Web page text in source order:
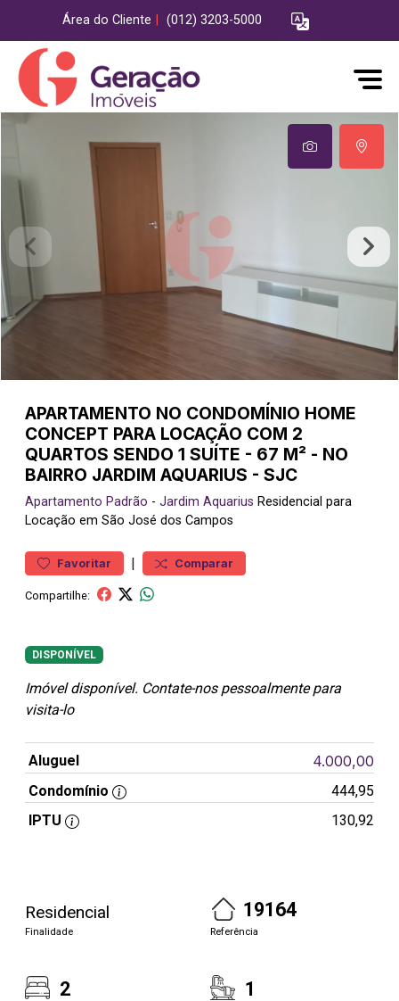
Área do Cliente (012) 3203-5000
APARTAMENTO NO CONDOMÍNIO HOME
CONCEPT PARA LOCAÇÃO COM 2
QUARTOS SENDO 1 SUÍTE - 67 M² - NO
BAIRRO JARDIM AQUARIUS - SJC
Apartamento Padrão - Jardim Aquarius Residencial para
Locação em São José dos Campos
Favoritar | Comparar
Compartilhe:
DISPONÍVEL
Imóvel disponível. Contate-nos pessoalmente para
visita-lo
Aluguel 4.000,00
Condomínio
444,95
IPTU
130,92
Residencial
Finalidade
19164
Referência
2 1